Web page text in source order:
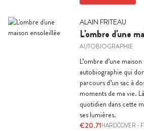
ALAIN FRITEAU
L'ombre d'une
AUTOBIOGRAPHIE
L’ombre d’une
autobiographie qui
parcours d’un sac à
moments de ma vie.
quotidien dans cette
ses lumières.
€20.71HARDCOVER -